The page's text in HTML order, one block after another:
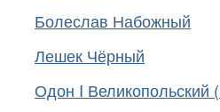
Болеслав Набожный
Лешек Чёрный
Одон I Великопольский